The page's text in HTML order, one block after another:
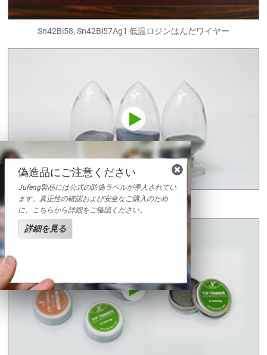
Sn42Bi58, Sn42Bi57Ag1 低温ロジンはんだワイヤー
ソルダペースト
偽造品にご注意ください
Jufeng製品には公式の防偽ラベルが導入されてい
ます。真正性の確認および安全なご購入のため
に、こちらから詳細をご確認ください。
詳細を見る